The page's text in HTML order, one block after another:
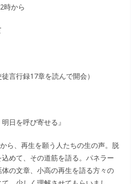
時から
言行録17章を読んで開会）
日を呼び寄せる』
ら、再生を願う人たちの生の声。脱
めて、その道筋を語る。パネラー
の文章、小高の再生を語る方々の